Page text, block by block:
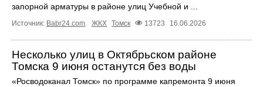
запорной арматуры в районе улиц Учебной и ...
Источник: Babr24.com. ЖКХ Томск 13723 16.06.2026
Несколько улиц в Октябрьском районе
Томска 9 июня останутся без воды
«Росводоканал Томск» по программе капремонта 9 июня